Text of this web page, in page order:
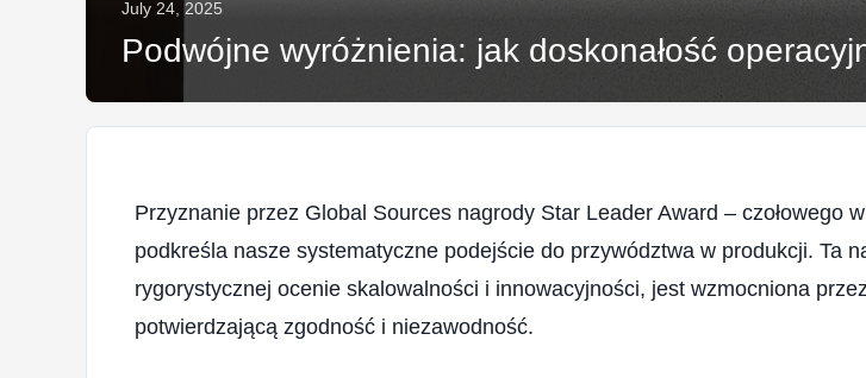
July 24, 2025
Podwójne wyróżnienia: jak doskonałość
Przyznanie przez Global Sources nagrody Star Leader Award – czołowego
podkreśla nasze systematyczne podejście do przywództwa w produkcji. Ta
rygorystycznej ocenie skalowalności i innowacyjności, jest wzmocniona
potwierdzającą zgodność i niezawodność.